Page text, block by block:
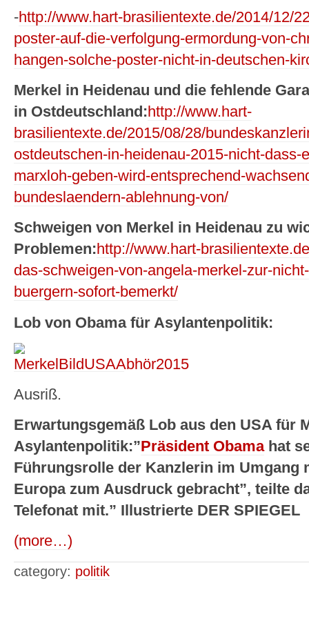
-http://www.hart-brasilientexte.de/2014/12/
poster-auf-die-verfolgung-ermordung-von-
hangen-solche-poster-nicht-in-deutschen-
Merkel in Heidenau und die fehlende
in Ostdeutschland:http://www.hart-
brasilientexte.de/2015/08/28/
ostdeutschen-in-heidenau-2015-nicht-dass-
marxloh-geben-wird-entsprechend-
bundeslaendern-ablehnung-von/
Schweigen von Merkel in Heidenau zu
Problemen:http://www.hart-
das-schweigen-von-angela-merkel-zur-
buergern-sofort-bemerkt/
Lob von Obama für Asylantenpolitik:
Ausriß.
Erwartungsgemäß Lob aus den USA für
Asylantenpolitik:”Präsident Obamahat
Führungsrolle der Kanzlerin im Umgang
Europa zum Ausdruck gebracht”, teilte
Telefonat mit.” Illustrierte DER SPIEGEL
(more…)
category: politik